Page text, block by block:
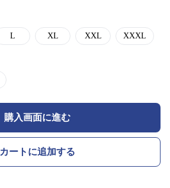
L XL XXL XXXL
購入画面に進む
カートに追加する